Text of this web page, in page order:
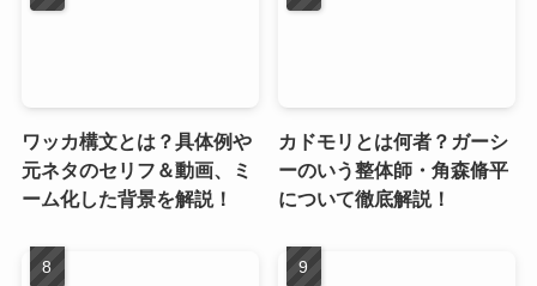
ワッカ構文とは？具体例や
元ネタのセリフ＆動画、ミ
ーム化した背景を解説！
カドモリとは何者？ガーシ
ーのいう整体師・角森脩平
について徹底解説！